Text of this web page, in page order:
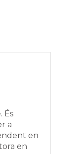
És
a
en
en